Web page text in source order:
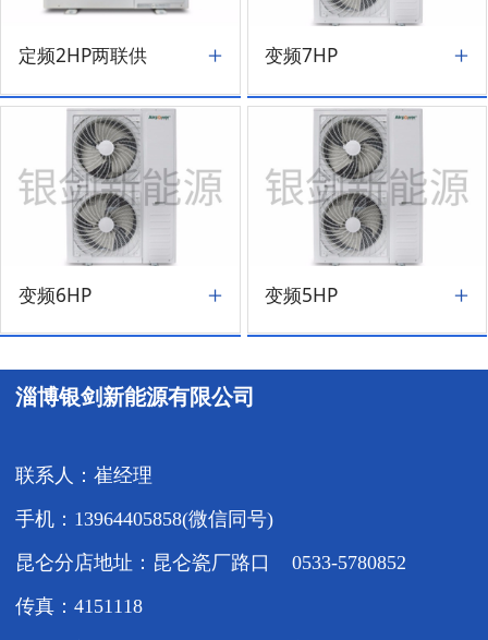
定频2HP两联供 变频7HP
变频6HP 变频5HP
淄博银剑新能源有限公司
联系人：崔经理
手机：13964405858(微信同号)
昆仑分店地址：昆仑瓷厂路口 0533-5780852
传真：4151118